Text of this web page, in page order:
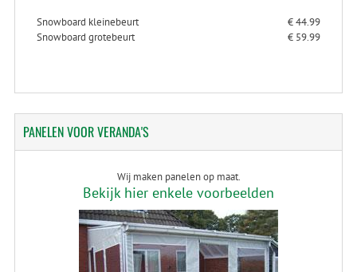
Snowboard kleinebeurt
€ 44.99
Snowboard grotebeurt
€ 59.99
PANELENVOOR VERANDA'S
Wij maken panelen op maat.
Bekijk hier enkele voorbeelden